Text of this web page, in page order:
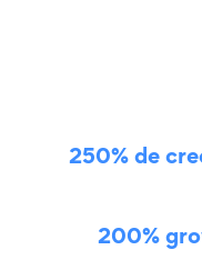
250% de
200%